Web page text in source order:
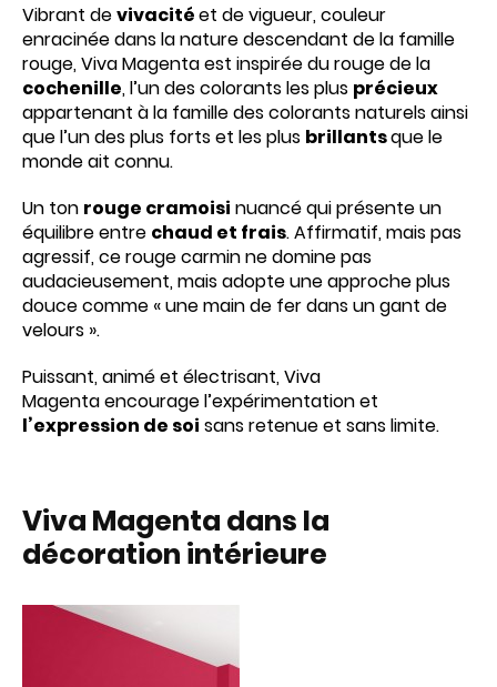
Vibrant devivacitéet de vigueur, couleur
enracinée dans la nature descendant de la famille
rouge, Viva Magenta est inspirée du rouge de la
cochenille, l’un des colorants les plus précieux
appartenant à la famille des colorants naturels ainsi
que l’un des plus forts et les plus brillantsque le
monde ait connu.
Un ton rouge cramoisi nuancé qui présente un
équilibre entre chaud et frais. Affirmatif, mais pas
agressif, ce rouge carmin ne domine pas
audacieusement, mais adopte une approche plus
douce comme « une main de fer dans un gant de
velours ».
Puissant, animé et électrisant, Viva
Magenta encourage l’expérimentation et
l’expression de soi sans retenue et sans limite.
Viva Magenta dans la
décoration intérieure